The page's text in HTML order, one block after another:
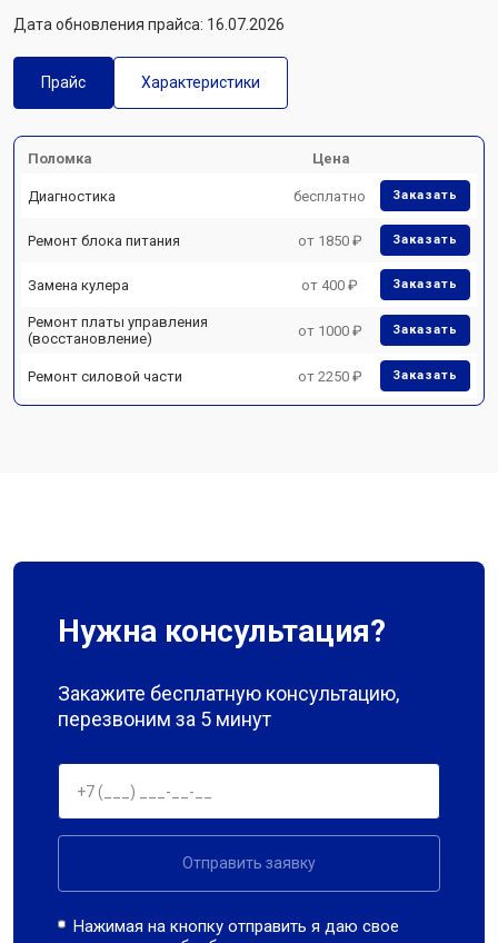
Дата обновления прайса: 16.07.2026
Прайс Характеристики
Поломка Цена
Диагностика бесплатно Заказать
Ремонт блока питания от 1850 ₽ Заказать
Замена кулера от 400 ₽ Заказать
Ремонт платы управления
(восстановление)
от 1000 ₽ Заказать
Ремонт силовой части от 2250 ₽ Заказать
Нужна консультация?
Закажите бесплатную консультацию,
перезвоним за 5 минут
Отправить заявку
Нажимая на кнопку отправить я даю свое